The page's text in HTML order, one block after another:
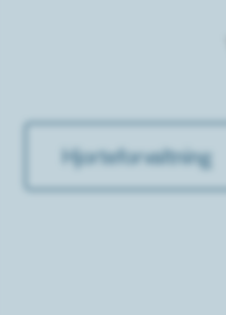
Hjorteforvaltning